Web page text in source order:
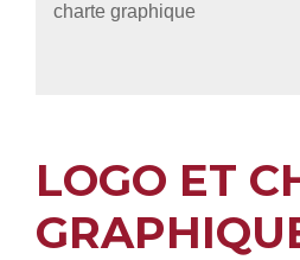
charte graphique
LOGO ET